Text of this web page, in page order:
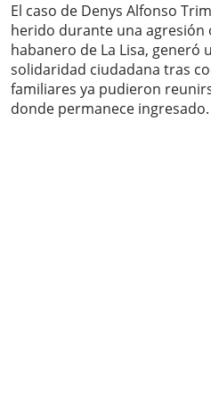
El caso de Denys Alfonso
herido durante una
habanero de La Lisa, generó
solidaridad ciudadana tras
familiares ya pudieron
donde permanece ingresado.